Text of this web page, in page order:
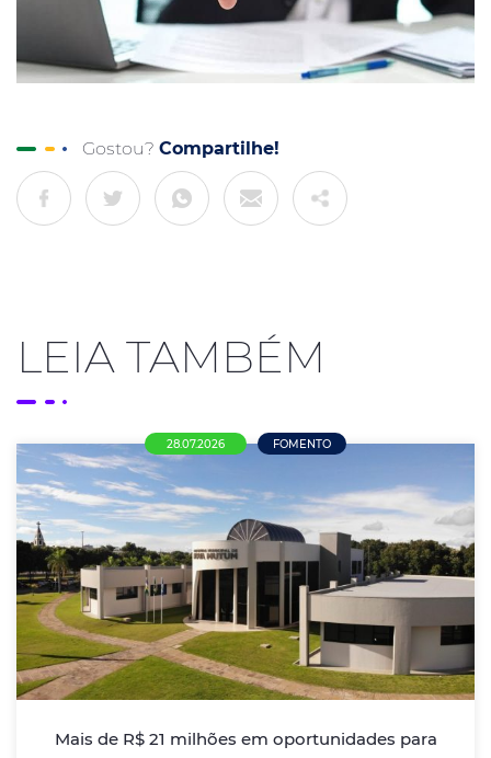
Gostou? Compartilhe!
LEIA TAMBÉM
28.07.2026 FOMENTO
Mais de R$ 21 milhões em oportunidades para
Mais de R$ 21 milhões em oportunidades
para empresas de Nova Mutum
ACENM/CDL alerta empresários sobre editais de
credenciamento da Prefeitura e incentiva
participação das empresas locais nas compras